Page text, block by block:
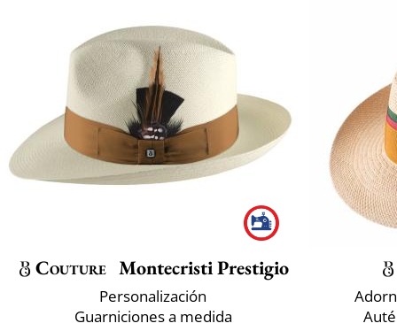
Couture Montecristi Prestigio
Personalización
Guarniciones a medida